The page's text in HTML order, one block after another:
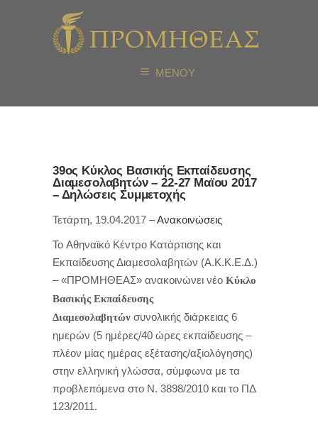
ΜΕΝΟΥ
39ος Κύκλος Βασικής Εκπαίδευσης
Διαμεσολαβητών – 22-27 Μαϊου 2017
– Δηλώσεις Συμμετοχής
Τετάρτη, 19.04.2017 –Ανακοινώσεις
To Αθηναϊκό Κέντρο Κατάρτισης και
Εκπαίδευσης Διαμεσολαβητών (Α.Κ.Κ.Ε.Δ.)
– «ΠΡΟΜΗΘΕΑΣ» ανακοινώνει νέο Κύκλο
Βασικής Εκπαίδευσης
Διαμεσολαβητών συνολικής διάρκειας 6
ημερών (5 ημέρες/40 ώρες εκπαίδευσης –
πλέον μίας ημέρας εξέτασης/αξιολόγησης)
στην ελληνική γλώσσα, σύμφωνα με τα
προβλεπόμενα στο Ν. 3898/2010 και το ΠΔ
123/2011.